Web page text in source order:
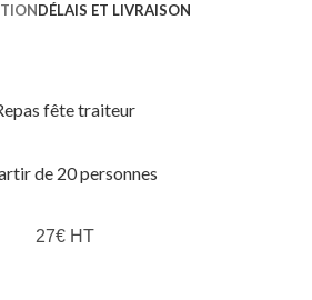
DÉLAIS ET LIVRAISON
fête traiteur
de 20 personnes
27€ HT